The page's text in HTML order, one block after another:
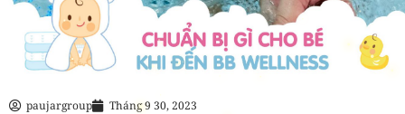
paujargroup Tháng 9 30, 2023